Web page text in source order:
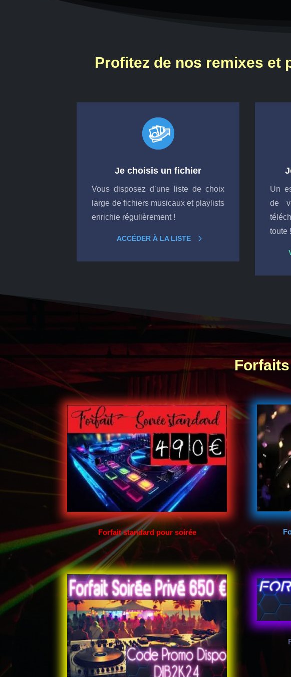
Profitez de nos remixes et
Je choisis un fichier
Vous disposez d’une liste de choix
large de fichiers musicaux et playlists
enrichie régulièrement !
ACCÉDER À LA LISTE
Un
de
toute !
Forfait standard pour soirée